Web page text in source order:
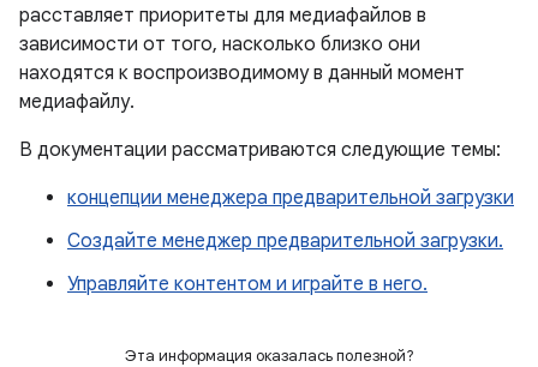
расставляет приоритеты для медиафайлов в
зависимости от того, насколько близко они
находятся к воспроизводимому в данный момент
медиафайлу.
В документации рассматриваются следующие темы:
концепции менеджера предварительной загрузки
Создайте менеджер предварительной загрузки.
Управляйте контентом и играйте в него.
Эта информация оказалась полезной?